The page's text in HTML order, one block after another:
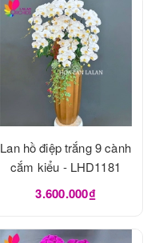
Lan hồ điệp trắng 9 cành
cắm kiểu - LHD1181
3.600.000₫